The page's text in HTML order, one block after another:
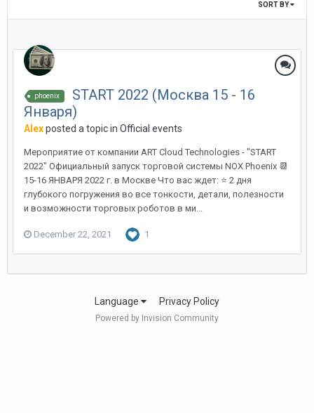
SORT BY
phoenix
START 2022 (Москва 15 - 16
Января)
Alexposted a topic in Official events
Мероприятие от компании ART Cloud Technologies - "START
2022" Официальный запуск торговой системы NOX Phoenix 📆
15-16 ЯНВАРЯ 2022 г. в Москве Что вас ждет: ⭐ 2 дня
глубокого погружения во все тонкости, детали, полезности
и возможности торговых роботов в ми...
December 22, 2021 1
Language Privacy Policy
Powered by Invision Community